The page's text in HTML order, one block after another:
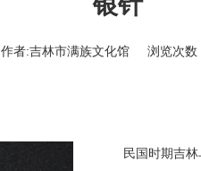
作者:吉林市满族文化馆 浏览次数
民国时期吉林